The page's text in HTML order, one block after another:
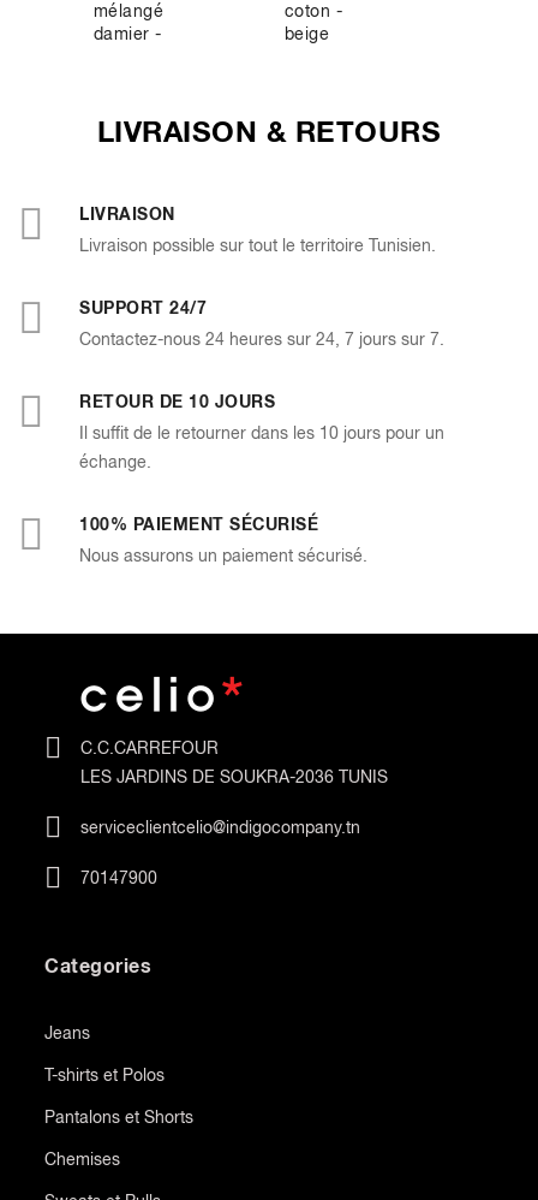
mélangé
damier -
coton -
beige
LIVRAISON & RETOURS
LIVRAISON
Livraison possible sur tout le territoire Tunisien.
SUPPORT 24/7
Contactez-nous 24 heures sur 24, 7 jours sur 7.
RETOUR DE 10 JOURS
Il suffit de le retourner dans les 10 jours pour un
échange.
100% PAIEMENT SÉCURISÉ
Nous assurons un paiement sécurisé.
C.C.CARREFOUR
LES JARDINS DE SOUKRA-2036 TUNIS
serviceclientcelio@indigocompany.tn
70147900
Categories
Jeans
T-shirts et Polos
Pantalons et Shorts
Chemises